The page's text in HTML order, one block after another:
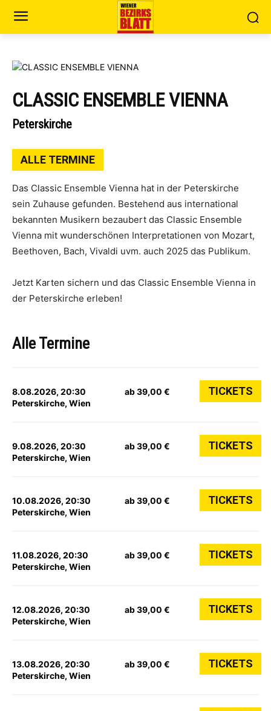
CLASSIC ENSEMBLE VIENNA
Peterskirche
ALLE TERMINE
Das Classic Ensemble Vienna hat in der Peterskirche
sein Zuhause gefunden. Bestehend aus international
bekannten Musikern bezaubert das Classic Ensemble
Vienna mit wunderschönen Interpretationen von Mozart,
Beethoven, Bach, Vivaldi uvm. auch 2025 das Publikum.
Jetzt Karten sichern und das Classic Ensemble Vienna in
der Peterskirche erleben!
Alle Termine
8.08.2026, 20:30
Peterskirche, Wien
ab 39,00 € TICKETS
9.08.2026, 20:30
Peterskirche, Wien
ab 39,00 € TICKETS
10.08.2026, 20:30
Peterskirche, Wien
ab 39,00 € TICKETS
11.08.2026, 20:30
Peterskirche, Wien
ab 39,00 € TICKETS
12.08.2026, 20:30
Peterskirche, Wien
ab 39,00 € TICKETS
13.08.2026, 20:30
Peterskirche, Wien
ab 39,00 € TICKETS